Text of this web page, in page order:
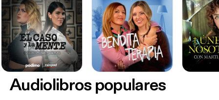
Audiolibros populares